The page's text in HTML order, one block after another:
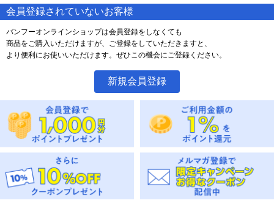
会員登録されていないお客様
バンフーオンラインショップは会員登録をしなくても
商品をご購入いただけますが、ご登録をしていただきますと、
より便利にお使いいただけます。ぜひこの機会にご登録ください。
新規会員登録